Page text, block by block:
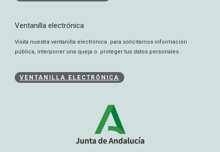
Ventanilla electrónica
Visita nuestra ventanilla electrónica para solicitarnos información
pública, interponer una queja o proteger tus datos personales.
VENTANILLA ELECTRÓNICA